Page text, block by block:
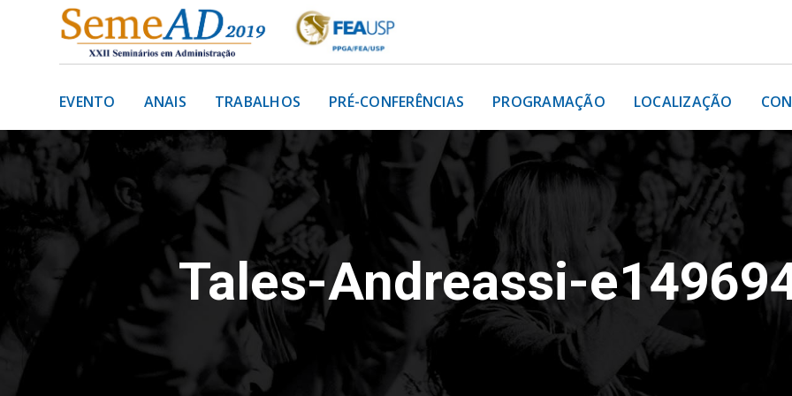
EVENTO ANAIS TRABALHOS PRÉ-CONFERÊNCIAS PROGRAMAÇÃO LOCALIZAÇÃO
Tales-Andreassi-